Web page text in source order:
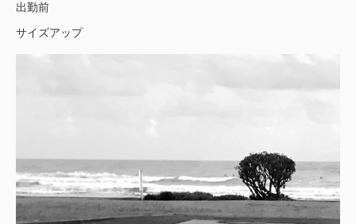
出勤前
サイズアップ